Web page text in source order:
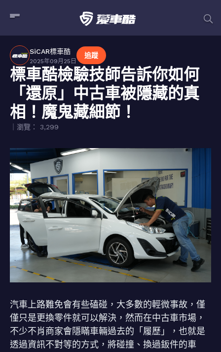
SiCAR標車酷
2025年09月25日
追蹤
標車酷檢驗技師告訴你如何
「還原」中古車被隱藏的真
相！魔鬼藏細節！
｜瀏覽： 3,299
汽車上路難免會有些磕碰，大多數的輕微事故，僅
僅只是更換零件就可以解決，然而在中古車市場，
不少不肖商家會隱瞞車輛過去的「履歷」，也就是
透過資訊不對等的方式，將碰撞、換過鈑件的車